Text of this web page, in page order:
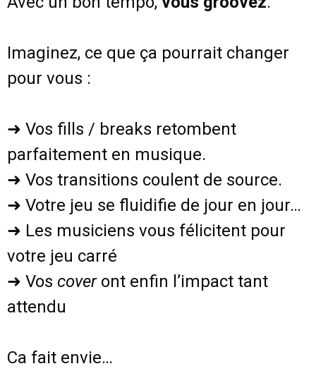
Imaginez, ce que ça pourrait changer
pour vous :
➜ Vos fills / breaks retombent
parfaitement en musique.
➜ Vos transitions coulent de source.
➜ Votre jeu se fluidifie de jour en jour…
➜ Les musiciens vous félicitent pour
votre jeu carré
➜ Vos coveront enfin l’impact tant
attendu
Ca fait envie…